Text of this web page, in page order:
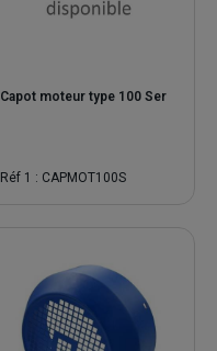
Capot moteur type 100 Ser
Réf 1 : CAPMOT100S